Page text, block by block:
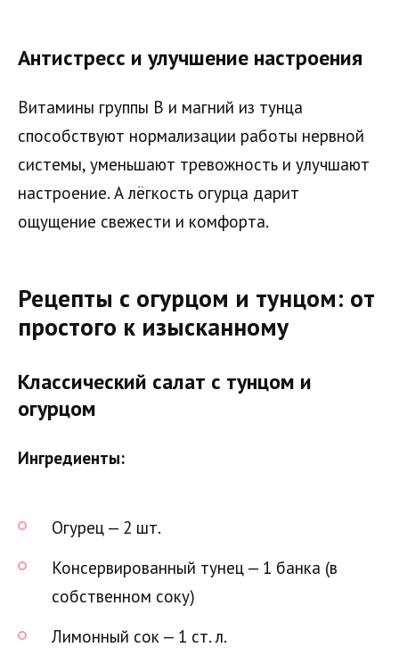
Антистресс и улучшение настроения
Витамины группы B и магний из тунца
способствуют нормализации работы нервной
системы, уменьшают тревожность и улучшают
настроение. А лёгкость огурца дарит
ощущение свежести и комфорта.
Рецепты с огурцом и тунцом: от
простого к изысканному
Классический салат с тунцом и
огурцом
Ингредиенты:
Огурец — 2 шт.
Консервированный тунец — 1 банка (в
собственном соку)
Лимонный сок — 1 ст. л.